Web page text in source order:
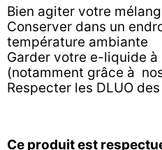
Bien agiter votre
Conserver dans un
température ambiante
Garder votre e-liquide à
(notamment grâce à
Respecter les DLUO
Ce produit est